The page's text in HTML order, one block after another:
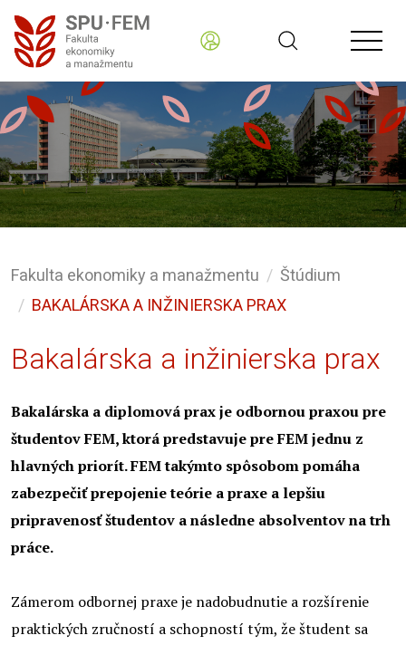
Fakulta ekonomiky a manažmentu
Štúdium
BAKALÁRSKA A INŽINIERSKA PRAX
Bakalárska a inžinierska prax
Bakalárska a diplomová prax je odbornou praxou pre
študentov FEM, ktorá predstavuje pre FEM jednu z
hlavných priorít. FEM takýmto spôsobom pomáha
zabezpečiť prepojenie teórie a praxe a lepšiu
pripravenosť študentov a následne absolventov na trh
práce.
Zámerom odbornej praxe je nadobudnutie a rozšírenie
praktických zručností a schopností tým, že študent sa